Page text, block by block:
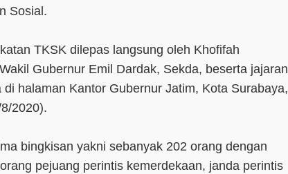
Sosial.
TKSK dilepas langsung oleh Khofifah
Gubernur Emil Dardak, Sekda, beserta jajaran
di halaman Kantor Gubernur Jatim, Kota Surabaya,
2020).
bingkisan yakni sebanyak 202 orang dengan
pejuang perintis kemerdekaan, janda perintis